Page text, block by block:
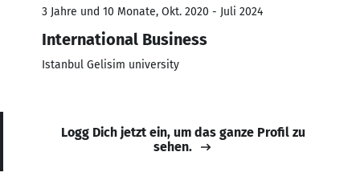
3 Jahre und 10 Monate, Okt. 2020 - Juli 2024
International Business
Istanbul Gelisim university
Logg Dich jetzt ein, um das ganze Profil zu
sehen.